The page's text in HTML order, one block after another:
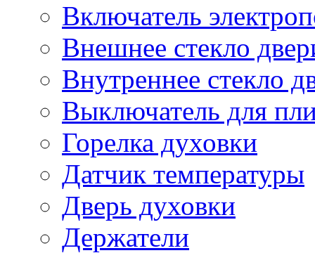
Включатель
Внешнее стекло
Внутреннее стекло
Выключатель для
Горелка духовки
Датчик температуры
Дверь духовки
Держатели